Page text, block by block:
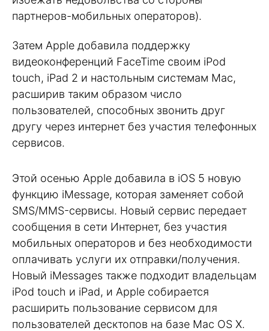
партнеров-мобильных операторов).
Затем Apple добавила поддержку
видеоконференций FaceTime своим iPod
touch, iPad 2 и настольным системам Mac,
расширив таким образом число
пользователей, способных звонить друг
другу через интернет без участия телефонных
сервисов.
Этой осенью Apple добавила в iOS 5 новую
функцию iMessage, которая заменяет собой
SMS/MMS-сервисы. Новый сервис передает
сообщения в сети Интернет, без участия
мобильных операторов и без необходимости
оплачивать услуги их отправки/получения.
Новый iMessages также подходит владельцам
iPod touch и iPad, и Apple собирается
расширить пользование сервисом для
пользователей десктопов на базе Mac OS X.